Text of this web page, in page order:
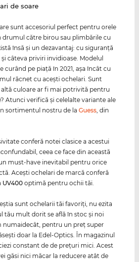
de soare
sunt accesoriul perfect pentru orele
drumul către birou sau plimbările cu
însă şi un dezavantaj: cu siguranţă
câteva priviri invidioase. Modelul
curând pe piaţă în 2021, aşa încât cu
răcnet cu aceşti ochelari. Sunt
culoare ar fi mai potrivită pentru
Atunci verifică şi celelalte variante ale
sortimentul nostru de laGuess, din
conferă notei clasice a acestui
ceea ce face din această
must-have inevitabil pentru orice
Aceşti ochelari de marcă conferă
UV400 optimă pentru ochii tăi.
sunt ochelarii tăi favoriţi, nu ezita
tău mult dorit se află în stoc şi noi
numaidecât, pentru un preţ super
doar la Edel-Optics. În magazinul
constant de de preţuri mici. Acest
găsi nici măcar la reducere atât de